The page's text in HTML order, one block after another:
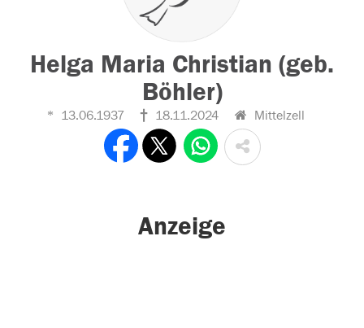
Helga Maria Christian (geb.
Böhler)
13.06.1937 18.11.2024 Mittelzell
Anzeige